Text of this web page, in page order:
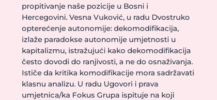
propitivanje naše pozicije u Bosni i
Hercegovini. Vesna Vuković, u radu Dvostruko
opterećenje autonomije: dekomodifikacija,
izlaže paradokse autonomije umjetnosti u
kapitalizmu, istražujući kako dekomodifikacija
često dovodi do ranjivosti, a ne do osnaživanja.
Ističe da kritika komodifikacije mora sadržavati
klasnu analizu. U radu Ugovori i prava
umjetnica/ka Fokus Grupa ispituje na koji